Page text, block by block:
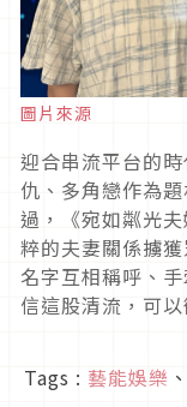
圖片來源
迎合串流平台的
仇、多角戀作為
過，《宛如粼光
粹的夫妻關係擄
名字互相稱呼、
信這股清流，可
Tags : 藝能娛樂 、